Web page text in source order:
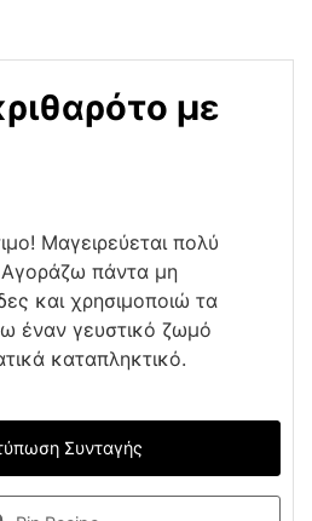
με
Μαγειρεύεται πολύ
πάντα μη
και χρησιμοποιώ τα
έναν γευστικό ζωμό
καταπληκτικό.
Συνταγής